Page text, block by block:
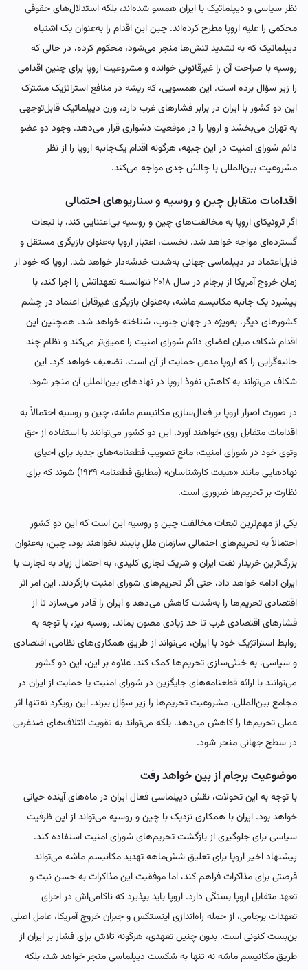
نظر سیاسی و دیپلماتیک با ایران همسو شده‌اند، بلکه استدلال‌های حقوقی
محکمی را علیه اروپا مطرح کرده‌اند. چین این اقدام را به‌عنوان یک اشتباه
دیپلماتیک که به تشدید تنش‌ها منجر می‌شود، محکوم کرده، در حالی که
روسیه با صراحت آن را غیرقانونی خوانده و مشروعیت اروپا برای چنین اقدامی
را زیر سؤال برده است. این همسویی، که ریشه در منافع استراتژیک مشترک
این دو کشور با ایران در برابر فشارهای غرب دارد، وزن دیپلماتیک قابل‌توجهی
به تهران می‌بخشد و اروپا را در موقعیت دشواری قرار می‌دهد. وجود دو عضو
دائم شورای امنیت در این جبهه، هرگونه اقدام یک‌جانبه اروپا را از نظر
مشروعیت بین‌المللی با چالش جدی مواجه می‌کند.
اقدامات متقابل چین و روسیه و سناریوهای احتمالی
اگر تروئیکای اروپا به مخالفت‌های چین و روسیه بی‌اعتنایی کند، با تبعات
گسترده‌ای مواجه خواهد شد. نخست، اعتبار اروپا به‌عنوان بازیگری مستقل و
قابل‌اعتماد در دیپلماسی جهانی به‌شدت خدشه‌دار خواهد شد. اروپا که خود از
زمان خروج آمریکا از برجام در سال ۲۰۱۸ نتوانسته تعهداتش را اجرا کند، با
پیشبرد یک ‌جانبه مکانیسم ماشه، به‌عنوان بازیگری غیرقابل ‌اعتماد در چشم
کشورهای دیگر، به‌ویژه در جهان جنوب، شناخته خواهد شد. همچنین این
اقدام شکاف میان اعضای دائم شورای امنیت را عمیق‌تر می‌کند و نظام چند
جانبه‌گرایی را که اروپا مدعی حمایت از آن است، تضعیف خواهد کرد. این
شکاف می‌تواند به کاهش نفوذ اروپا در نهادهای بین‌المللی آن منجر شود.
در صورت اصرار اروپا بر فعال‌سازی مکانیسم ماشه، چین و روسیه احتمالاً به
اقدامات متقابل روی خواهند آورد. این دو کشور می‌توانند با استفاده از حق
وتوی خود در شورای امنیت، مانع تصویب قطعنامه‌های جدید برای احیای
نهادهایی مانند «هیئت کارشناسان» (مطابق قطعنامه ۱۹۲۹) شوند که برای
نظارت بر تحریم‌ها ضروری است.
یکی از مهم‌ترین تبعات مخالفت چین و روسیه این است که این دو کشور
احتمالاً به تحریم‌های احتمالی سازمان ملل پایبند نخواهند بود. چین، به‌عنوان
بزرگ‌ترین خریدار نفت ایران و شریک تجاری کلیدی، به احتمال زیاد به تجارت با
ایران ادامه خواهد داد، حتی اگر تحریم‌های شورای امنیت بازگردند. این امر اثر
اقتصادی تحریم‌ها را به‌شدت کاهش می‌دهد و ایران را قادر می‌سازد تا از
فشارهای اقتصادی غرب تا حد زیادی مصون بماند. روسیه نیز، با توجه به
روابط استراتژیک خود با ایران، می‌تواند از طریق همکاری‌های نظامی، اقتصادی
و سیاسی، به خنثی‌سازی تحریم‌ها کمک کند. علاوه بر این، این دو کشور
می‌توانند با ارائه قطعنامه‌های جایگزین در شورای امنیت یا حمایت از ایران در
مجامع بین‌المللی، مشروعیت تحریم‌ها را زیر سؤال ببرند. این رویکرد نه‌تنها اثر
عملی تحریم‌ها را کاهش می‌دهد، بلکه می‌تواند به تقویت ائتلاف‌های ضدغربی
در سطح جهانی منجر شود.
موضوعیت برجام از بین خواهد رفت
با توجه به این تحولات، نقش دیپلماسی فعال ایران در ماه‌های آینده حیاتی
خواهد بود. ایران با همکاری نزدیک با چین و روسیه می‌تواند از این ظرفیت
سیاسی برای جلوگیری از بازگشت تحریم‌های شورای امنیت استفاده کند.
پیشنهاد اخیر اروپا برای تعلیق شش‌ماهه تهدید مکانیسم ماشه می‌تواند
فرصتی برای مذاکرات فراهم کند، اما موفقیت این مذاکرات به حسن نیت و
تعهد متقابل اروپا بستگی دارد. اروپا باید بپذیرد که ناکامی‌اش در اجرای
تعهدات برجامی، از جمله راه‌اندازی اینستکس و جبران خروج آمریکا، عامل اصلی
بن‌بست کنونی است. بدون چنین تعهدی، هرگونه تلاش برای فشار بر ایران از
طریق مکانیسم ماشه نه ‌تنها به شکست دیپلماسی منجر خواهد شد، بلکه